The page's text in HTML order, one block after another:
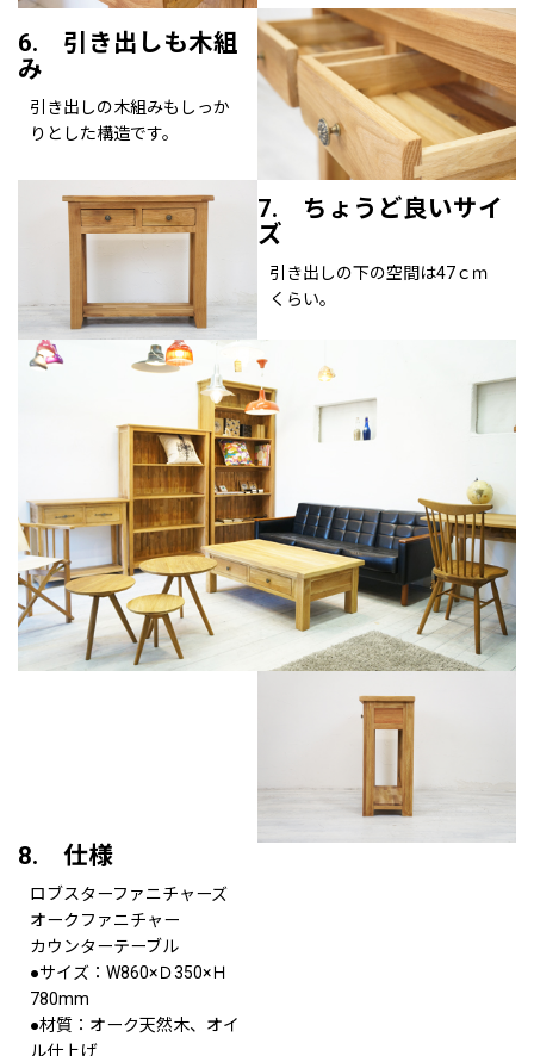
6. 引き出しも木組
み
引き出しの木組みもしっか
りとした構造です。
7. ちょうど良いサイ
ズ
引き出しの下の空間は47ｃｍ
くらい。
8. 仕様
ロブスターファニチャーズ
オークファニチャー
カウンターテーブル
●サイズ：W860×Ｄ350×Ｈ
780mm
●材質：オーク天然木、オイ
ル仕上げ